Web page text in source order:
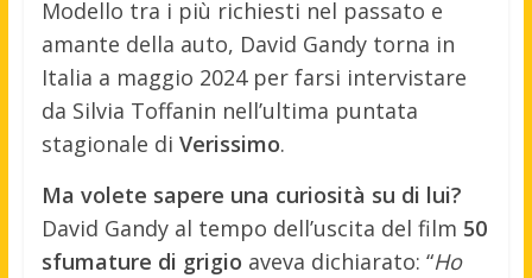
Modello tra i più richiesti nel passato e
amante della auto, David Gandy torna in
Italia a maggio 2024 per farsi intervistare
da Silvia Toffanin nell’ultima puntata
stagionale di Verissimo.
Ma volete sapere una curiosità su di lui?
David Gandy al tempo dell’uscita del film 50
sfumature di grigio aveva dichiarato: “Ho